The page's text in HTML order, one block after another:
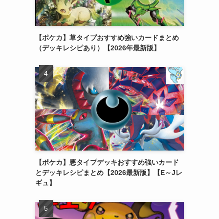
【ポケカ】草タイプおすすめ強いカードまとめ
（デッキレシピあり）【2026年最新版】
【ポケカ】悪タイプデッキおすすめ強いカード
とデッキレシピまとめ【2026最新版】【E～Jレ
ギュ】